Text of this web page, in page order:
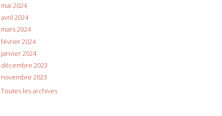
mai 2024
avril 2024
mars 2024
février 2024
janvier 2024
décembre 2023
novembre 2023
Toutes les archives